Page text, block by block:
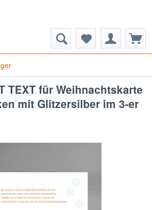
TEXT für Weihnachtskarte
mit Glitzersilber im 3-er